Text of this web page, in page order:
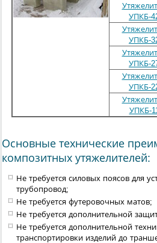
УПКБ-
УПКБ-
УПКБ-
УПКБ-
УПКБ-
Основные технические
композитных утяжелителей:
Не требуется силовых поясов для
трубопровод;
Не требуется футеровочных матов;
Не требуется дополнительной
Не требуется дополнительной
транспортировки изделий до